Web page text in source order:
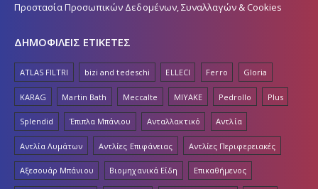
Προστασία Προσωπικών Δεδομένων, Συναλλαγών & Cookies
ΔΗΜΟΦΙΛΕΙΣ ΕΤΙΚΕΤΕΣ
ATLAS FILTRI bizi and tedeschi ELLECI Ferro Gloria
KARAG Martin Bath Meccalte MIYAKE Pedrollo Plus
Splendid Έπιπλα Μπάνιου Ανταλλακτικό Αντλία
Αντλία Λυμάτων Αντλίες Επιφάνειας Αντλίες Περιφερειακές
Αξεσουάρ Μπάνιου Βιομηχανικά Είδη Επικαθήμενος